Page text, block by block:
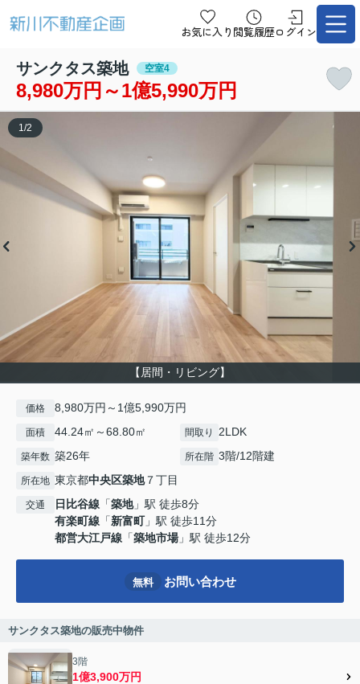
お気に入り 閲覧履歴ログイン
サンクタス築地 空室4
8,980万円～1億5,990万円
【居間・リビング】
1 /2
価格 8,980万円～1億5,990万円
面積 44.24㎡～68.80㎡ 間取り 2LDK
築年数 築26年 所在階 3階/12階建
所在地 東京都中央区築地７丁目
交通 日比谷線 「築地」駅 徒歩8分
有楽町線 「新富町」駅 徒歩11分
都営大江戸線 「築地市場」駅 徒歩12分
無料 お問い合わせ
サンクタス築地の販売中物件
3階
1億3,900万円